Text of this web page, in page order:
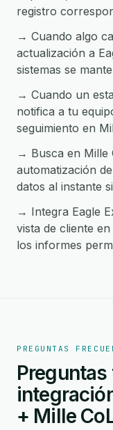
registro
→ Cuando algo
actualización a
sistemas se
→ Cuando un
notifica a tu
seguimiento en
→ Busca en Mille
automatización
datos al instante
→ Integra Eagle
vista de cliente
los informes
PREGUNTAS
+ Mille